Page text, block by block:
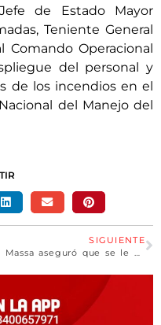
de Estado Mayor
Teniente General
Comando Operacional
del personal y
de los incendios en el
del Manejo del
SIGUIENTE